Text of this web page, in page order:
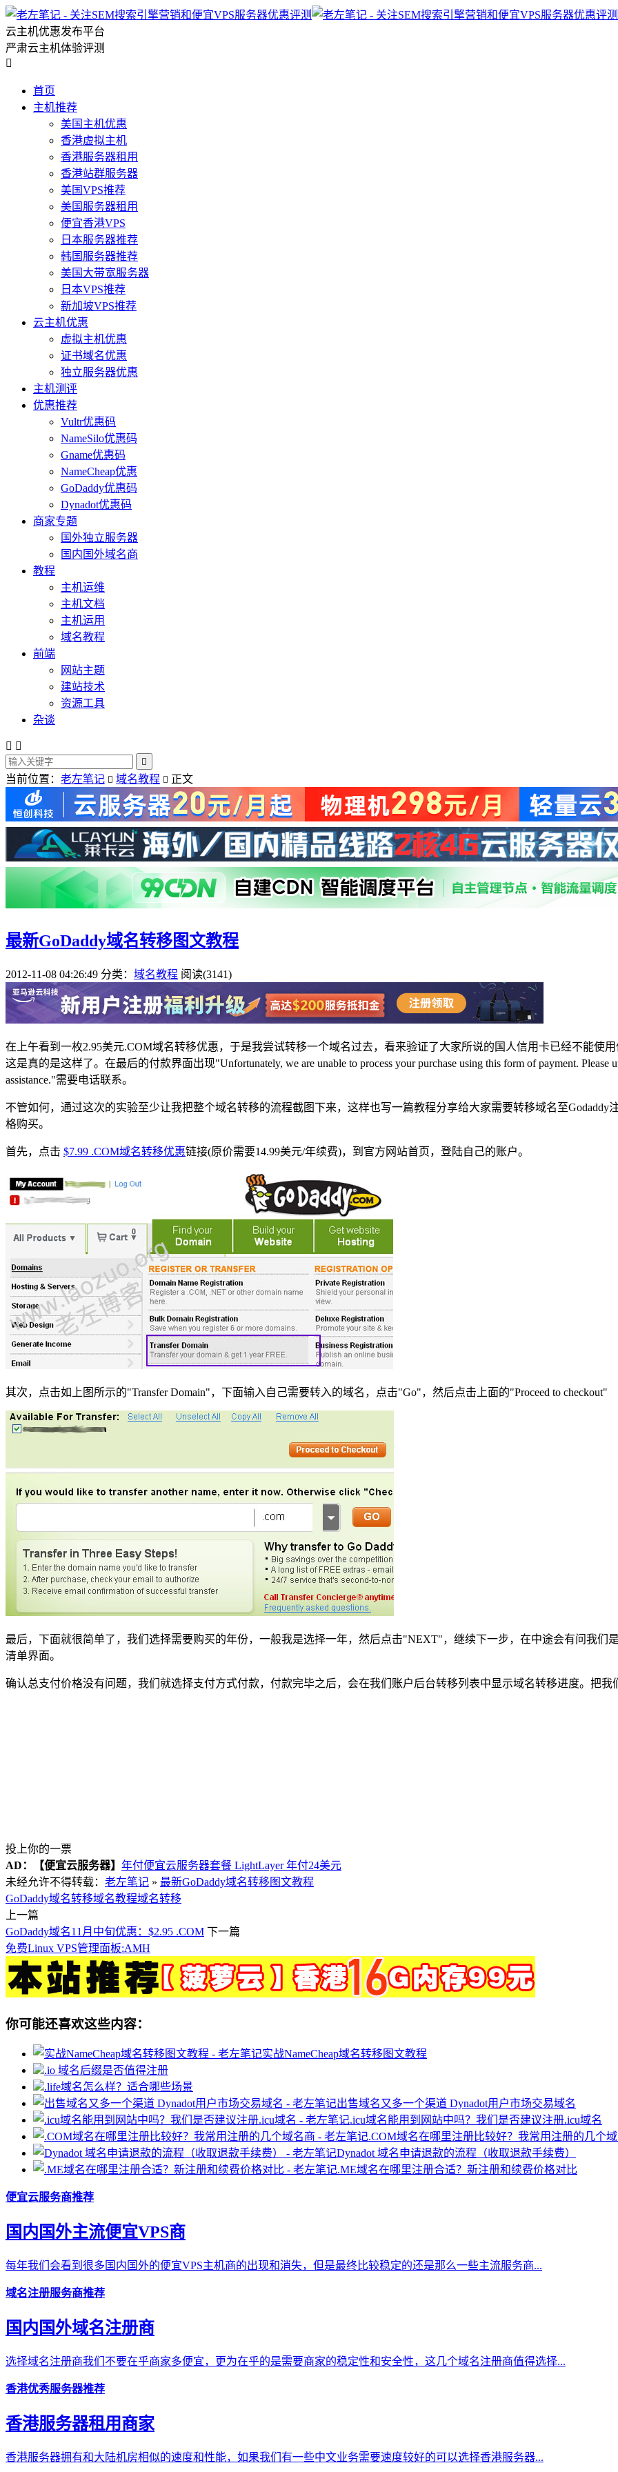
云主机优惠发布平台
严肃云主机体验评测

首页
主机推荐
美国主机优惠
香港虚拟主机
香港服务器租用
香港站群服务器
美国VPS推荐
美国服务器租用
便宜香港VPS
日本服务器推荐
韩国服务器推荐
美国大带宽服务器
日本VPS推荐
新加坡VPS推荐
云主机优惠
虚拟主机优惠
证书域名优惠
独立服务器优惠
主机测评
优惠推荐
Vultr优惠码
NameSilo优惠码
Gname优惠码
NameCheap优惠
GoDaddy优惠码
Dynadot优惠码
商家专题
国外独立服务器
国内国外域名商
教程
主机运维
主机文档
主机运用
域名教程
前端
网站主题
建站技术
资源工具
杂谈
 

当前位置： 老左笔记  域名教程  正文
最新GoDaddy域名转移图文教程
2012-11-08 04:26:49 分类： 域名教程 阅读(3141)
在上午看到一枚2.95美元.COM域名转移优惠，于是我尝试转移一个域名过去，看来验证了大家所说的国人信用卡已经不能使
这是真的是这样了。在最后的付款界面出现"Unfortunately, we are unable to process your purchase using this form of payment. Please
assistance."需要电话联系。
不管如何，通过这次的实验至少让我把整个域名转移的流程截图下来，这样也写一篇教程分享给大家需要转移域名至
格购买。
首先，点击 $7.99 .COM域名转移优惠链接(原价需要14.99美元/年续费)，到官方网站首页，登陆自己的账户。
其次，点击如上图所示的"Transfer Domain"，下面输入自己需要转入的域名，点击"Go"，然后点击上面的"Proceed to checkout"
最后，下面就很简单了，我们选择需要购买的年份，一般我是选择一年，然后点击"NEXT"，继续下一步，在中途会有问我
清单界面。
确认总支付价格没有问题，我们就选择支付方式付款，付款完毕之后，会在我们账户后台转移列表中显示域名转移进度。把
投上你的一票
AD：
【便宜云服务器】 年付便宜云服务器套餐 LightLayer 年付24美元
未经允许不得转载： 老左笔记 » 最新GoDaddy域名转移图文教程
GoDaddy域名转移域名教程域名转移
上一篇
GoDaddy域名11月中旬优惠：$2.95 .COM 下一篇
免费Linux VPS管理面板:AMH
你可能还喜欢这些内容：
实战NameCheap域名转移图文教程
.io 域名后缀是否值得注册
.life域名怎么样？适合哪些场景
出售域名又多一个渠道 Dynadot用户市场交易域名
.icu域名能用到网站中吗？我们是否建议注册.icu域名
.COM域名在哪里注册比较好？我常用注册的几个
Dynadot 域名申请退款的流程（收取退款手续费）
.ME域名在哪里注册合适？新注册和续费价格对比
便宜云服务商推荐
国内国外主流便宜VPS商
每年我们会看到很多国内国外的便宜VPS主机商的出现和消失，但是最终比较稳定的还是那么一些主流服务商...
域名注册服务商推荐
国内国外域名注册商
选择域名注册商我们不要在乎商家多便宜，更为在乎的是需要商家的稳定性和安全性，这几个域名注册商值得选择...
香港优秀服务器推荐
香港服务器租用商家
香港服务器拥有和大陆机房相似的速度和性能，如果我们有一些中文业务需要速度较好的可以选择香港服务器...